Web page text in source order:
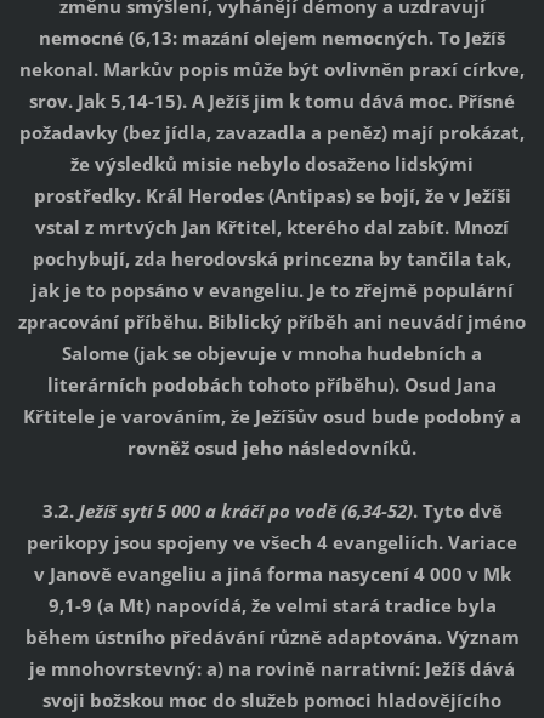
změnu smýšlení, vyhánějí démony a uzdravují
nemocné (6,13: mazání olejem nemocných. To Ježíš
nekonal. Markův popis může být ovlivněn praxí církve,
srov. Jak 5,14-15). A Ježíš jim k tomu dává moc. Přísné
požadavky (bez jídla, zavazadla a peněz) mají prokázat,
že výsledků misie nebylo dosaženo lidskými
prostředky. Král Herodes (Antipas) se bojí, že v Ježíši
vstal z mrtvých Jan Křtitel, kterého dal zabít. Mnozí
pochybují, zda herodovská princezna by tančila tak,
jak je to popsáno v evangeliu. Je to zřejmě populární
zpracování příběhu. Biblický příběh ani neuvádí jméno
Salome (jak se objevuje v mnoha hudebních a
literárních podobách tohoto příběhu). Osud Jana
Křtitele je varováním, že Ježíšův osud bude podobný a
rovněž osud jeho následovníků.
3.2. Ježíš sytí 5 000 a kráčí po vodě (6,34-52). Tyto dvě
perikopy jsou spojeny ve všech 4 evangeliích. Variace
v Janově evangeliu a jiná forma nasycení 4 000 v Mk
9,1-9 (a Mt) napovídá, že velmi stará tradice byla
během ústního předávání různě adaptována. Význam
je mnohovrstevný: a) na rovině narrativní: Ježíš dává
svoji božskou moc do služeb pomoci hladovějícího